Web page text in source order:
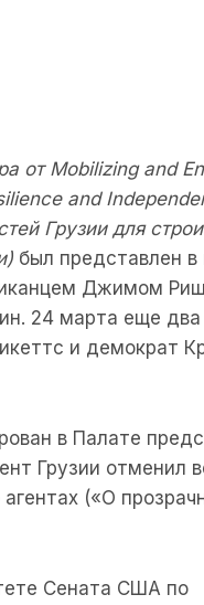
от Mobilizing and
and
Грузии для
был представлен в
Джимом
24 марта еще два
и демократ
в Палате
Грузии отменил
(«О
Сената США по